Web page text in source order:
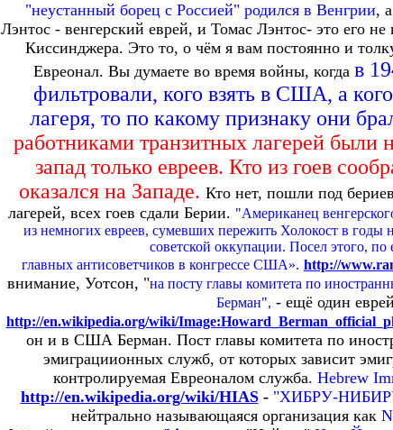
"неустанный борец с Россией" родился в Венгрии,
Лэнтос - венгерский еврей, и Томас Лэнтос- это его
Киссинджера. Это то, о чём я вам постоянно и
Евреонал. Вы думаете во время войны, когда в
фильтровали, кого взять в США, а
лагеря, то по какому признаку они
работниками транзитных лагерей были
запад только евреев. Кто из гоев
оказался на Западе. Кто нет, пошли под
лагерей, всех гоев сдали Берии. "Американец
из немногих евреев, сумевших пережить Холокост в годы
советской оккупации. Посел этого,
главных антисоветчиков в конгрессе США». http://
внимание, Уотсон, "на посту главы комитета по
Берман", - ещё один
http://en.wikipedia.org/wiki/
он и в США Берман. Пост главы комитета по
эмиграциионных служб, от которых зависит
контролируемая Евреоналом служба. Hebrew
http://en.wikipedia.org/wiki/HIAS- "ХИБРУ-НИБИРУ
нейтрально называющаяся организация как